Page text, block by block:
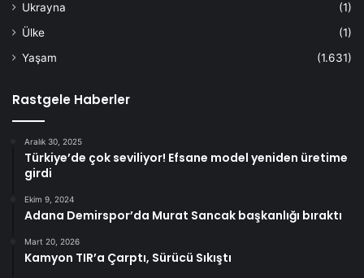
Ukrayna
(1)
Ülke
(1)
Yaşam
(1.631)
Rastgele Haberler
Aralık 30, 2025
Türkiye’de çok seviliyor! Efsane model yeniden üretime
girdi
Ekim 9, 2024
Adana Demirspor’da Murat Sancak başkanlığı bıraktı
Mart 20, 2026
Kamyon TIR’a Çarptı, Sürücü Sıkıştı